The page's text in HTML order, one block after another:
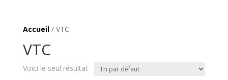
Accueil/ VTC
VTC
Voici le seul résultat